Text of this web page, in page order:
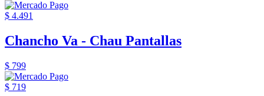
$ 4.491
Chancho Va - Chau Pantallas
$ 799
$ 719